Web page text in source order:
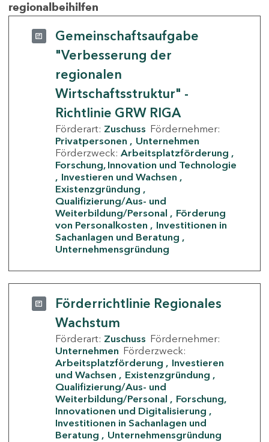
regionalbeihilfen
Gemeinschaftsaufgabe
"Verbesserung der
regionalen
Wirtschaftsstruktur" -
Richtlinie GRW RIGA
Förderart: Zuschuss Fördernehmer:
Privatpersonen
Unternehmen
Förderzweck: Arbeitsplatzförderung
Forschung, Innovation und Technologie
Investieren und Wachsen
Existenzgründung
Qualifizierung/Aus- und
Weiterbildung/Personal
Förderung
von Personalkosten
Investitionen in
Sachanlagen und Beratung
Unternehmensgründung
Förderrichtlinie Regionales
Wachstum
Förderart: Zuschuss Fördernehmer:
Unternehmen Förderzweck:
Arbeitsplatzförderung
Investieren
und Wachsen
Existenzgründung
Qualifizierung/Aus- und
Weiterbildung/Personal
Forschung,
Innovationen und Digitalisierung
Investitionen in Sachanlagen und
Beratung
Unternehmensgründung